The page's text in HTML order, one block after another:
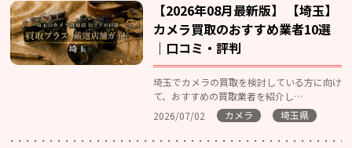
【2026年08月最新版】 【埼玉】
カメラ買取のおすすめ業者10選
｜口コミ・評判
埼玉でカメラの買取を検討している方に向け
て、おすすめの買取業者を紹介し…
2026/07/02
カメラ 埼玉県